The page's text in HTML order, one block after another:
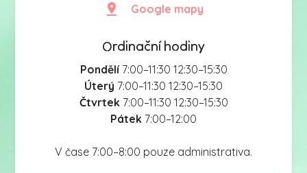
Google mapy
Ordinační hodiny
Pondělí7:00–11:30 12:30–15:30
Úterý 7:00–11:30 12:30–15:30
Čtvrtek7:00–11:30 12:30–15:30
Pátek 7:00–12:00
V čase 7:00–8:00 pouze administrativa.